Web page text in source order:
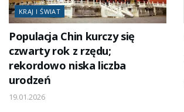
KRAJ I ŚWIAT
Populacja Chin kurczy się
czwarty rok z rzędu;
rekordowo niska liczba
urodzeń
19.01.2026